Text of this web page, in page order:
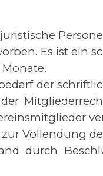
Es ist ein
der
Vollendung
durch